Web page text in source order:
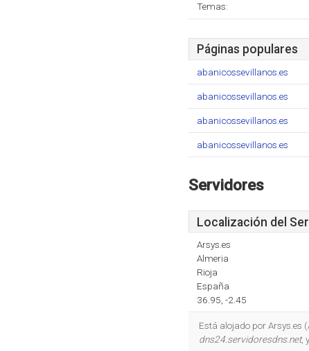
Temas:
Páginas populares
abanicossevillanos.es
abanicossevillanos.es
abanicossevillanos.es
abanicossevillanos.es
Servidores
Localización del
Arsys.es
Almeria
Rioja
España
36.95, -2.45
Está alojado por Arsys.es
dns24.servidoresdns.net, y